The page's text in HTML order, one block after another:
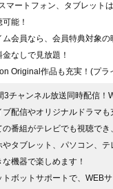
マートフォン、タブレット
能！
ム会員なら、会員特典対象
なしで見放題！
Original作品も充実！(プ
3チャンネル放送同時配信 ！
ブ配信やオリジナルドラマも
の番組がテレビでも視聴でき
やタブレット、パソコン、
機器で楽しめます！
トボットサポートで、WEB